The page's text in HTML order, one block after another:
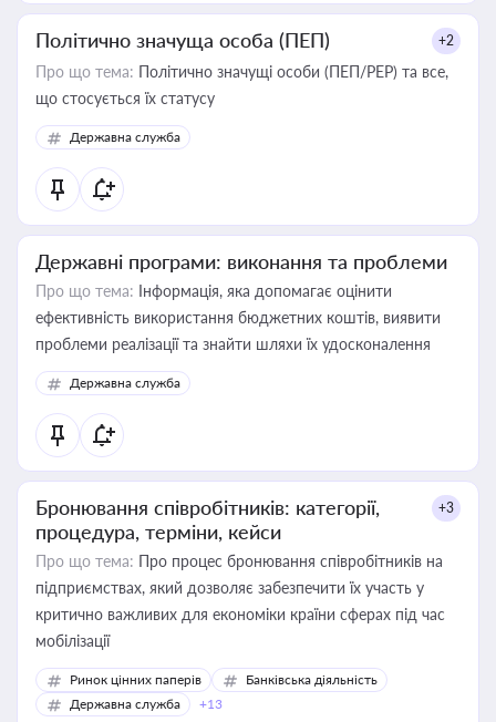
Політично значуща особа (ПЕП) +2
Про що тема: Політично значущі особи (ПЕП/PEP) та все,
що стосується їх статусу
Державна служба
Державні програми: виконання та проблеми
Про що тема: Інформація, яка допомагає оцінити
ефективність використання бюджетних коштів, виявити
проблеми реалізації та знайти шляхи їх удосконалення
Державна служба
Бронювання співробітників: категорії,
процедура, терміни, кейси
+3
Про що тема: Про процес бронювання співробітників на
підприємствах, який дозволяє забезпечити їх участь у
критично важливих для економіки країни сферах під час
мобілізації
Ринок цінних паперів
Банківська діяльність
Державна служба
+13